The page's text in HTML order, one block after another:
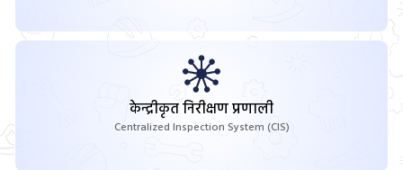
केन्द्रीकृत निरीक्षण प्रणाली
Centralized Inspection System (CIS)